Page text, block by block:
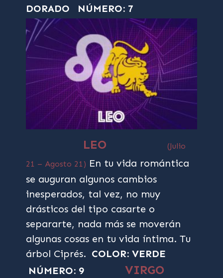
DORADO
NÚMERO: 7
LEO
(Julio
21 – Agosto 21) En tu vida romántica
se auguran algunos cambios
inesperados, tal vez, no muy
drásticos del tipo casarte o
separarte, nada más se moverán
algunas cosas en tu vida íntima. Tu
árbol Ciprés. COLOR: VERDE
NÚMERO: 9
VIRGO